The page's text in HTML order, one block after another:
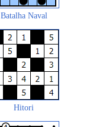
Batalha Naval
Hitori